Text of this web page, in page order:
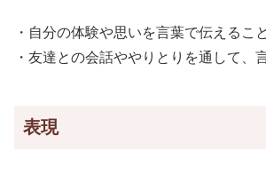
・自分の体験や思いを言葉で伝えるこ
・友達との会話ややりとりを通して、
表現